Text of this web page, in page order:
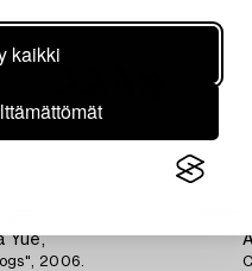
kaikki
Yue,
2006.